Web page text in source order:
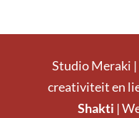
Studio Meraki |
creativiteit en
Shakti |